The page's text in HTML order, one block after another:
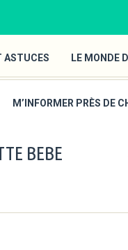
ASTUCES LE MONDE
M’INFORMER PRÈS DE
BEBE